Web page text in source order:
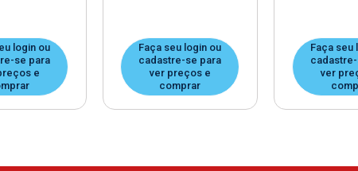
login ou
se para
e
Faça seu login ou
cadastre-se para
ver preços e
comprar
Faça seu
ver